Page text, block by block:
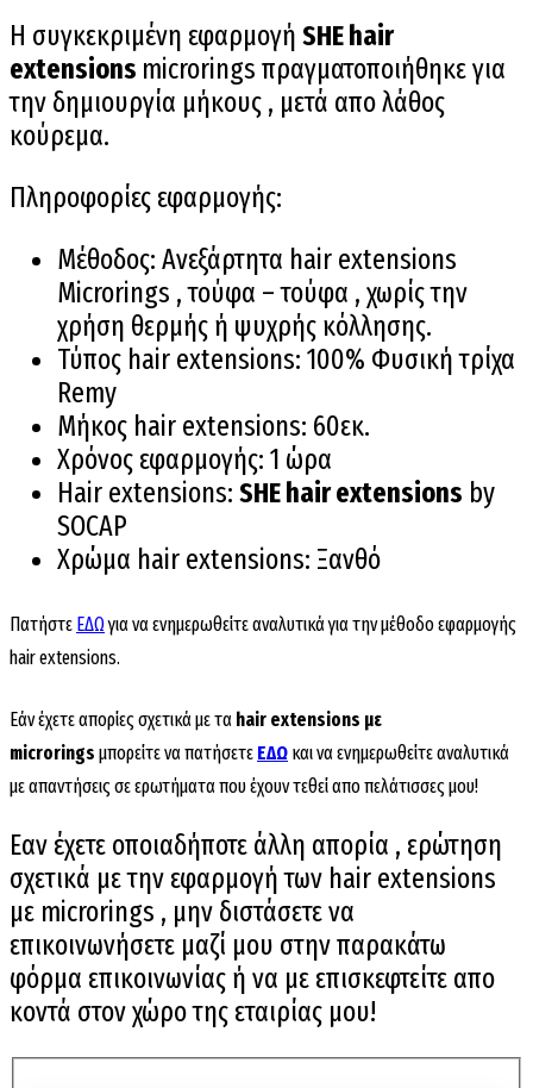
Η συγκεκριμένη εφαρμογή SHE hair
extensions microrings πραγματοποιήθηκε για
την δημιουργία μήκους , μετά απο λάθος
κούρεμα.
Πληροφορίες εφαρμογής:
Μέθοδος: Ανεξάρτητα hair extensions
Microrings , τούφα – τούφα , χωρίς την
χρήση θερμής ή ψυχρής κόλλησης.
Τύπος hair extensions: 100% Φυσική τρίχα
Remy
Μήκος hair extensions: 60εκ.
Χρόνος εφαρμογής: 1 ώρα
Hair extensions: SHE hair extensions by
SOCAP
Χρώμα hair extensions: Ξανθό
Πατήστε ΕΔΩγια να ενημερωθείτε αναλυτικά για την μέθοδο εφαρμογής
hair extensions.
Εάν έχετε απορίες σχετικά με τα hair extensions με
microrings μπορείτε να πατήσετε ΕΔΩ και να ενημερωθείτε αναλυτικά
με απαντήσεις σε ερωτήματα που έχουν τεθεί απο πελάτισσες μου!
Εαν έχετε οποιαδήποτε άλλη απορία , ερώτηση
σχετικά με την εφαρμογή των hair extensions
με microrings , μην διστάσετε να
επικοινωνήσετε μαζί μου στην παρακάτω
φόρμα επικοινωνίας ή να με επισκεφτείτε απο
κοντά στον χώρο της εταιρίας μου!